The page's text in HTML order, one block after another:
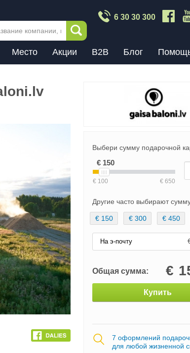
6 30 30 300
Место Акции B2B Блог
Выбери сумму подарочной
Другие часто выбирают
€ 150 € 300 € 450
На э-почту
Общая сумма: €
Купить
7 оформлений
для любой жизненной